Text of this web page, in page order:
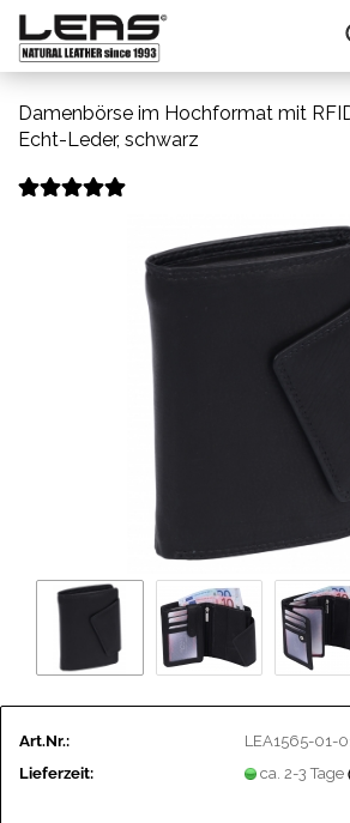
Damenbörse im Hochformat mit
Echt-Leder, schwarz
Art.Nr.:
LEA1565-01-
Lieferzeit:
ca. 2-3 Tage